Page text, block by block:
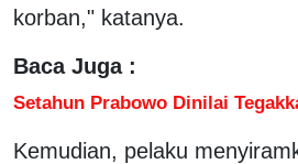
korban," katanya.
Baca Juga :
Setahun Prabowo Dinilai
Kemudian, pelaku